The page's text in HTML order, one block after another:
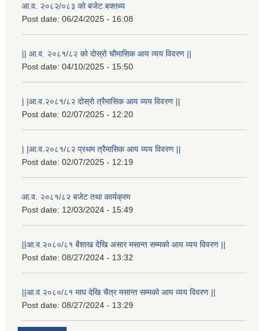
आ.व. २०८२/०८३ को बजेट बक्तब्य
Post date: 06/24/2025 - 16:08
|| आ.व. २०८१/८२ को दोस्रो चौमासिक आय व्यय विवरण ||
Post date: 04/10/2025 - 15:50
| |आ.व.२०८१/८२ दोस्रो त्रैमासिक आय व्यय विवरण ||
Post date: 02/07/2025 - 12:20
| |आ.व.२०८१/८२ प्रथम त्रैमासिक आय व्यय विवरण ||
Post date: 02/07/2025 - 12:19
आ.व. २०८१/८२ बजेट तथा कार्यक्रम
Post date: 12/03/2024 - 15:49
||आ.व.२०८०/८१ बैशाख देखि असार मसान्त सम्मको आय व्यय विवरण ||
Post date: 08/27/2024 - 13:32
||आ.व.२०८०/८१ माघ देखि चैत्र मसान्त सम्मको आय व्यय विवरण ||
Post date: 08/27/2024 - 13:29